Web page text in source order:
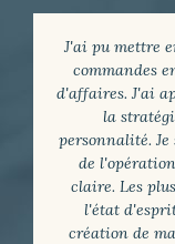
J'ai pu mettre
commandes
d'affaires. J'ai
la
personnalité.
de
claire. Les
l'état
création de